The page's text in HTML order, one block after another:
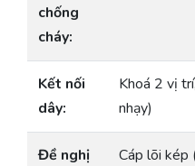
chống
cháy:
Kết nối
dây:
Khoá 2 vị
nhạy)
Đề nghị
Cáp lõi kép